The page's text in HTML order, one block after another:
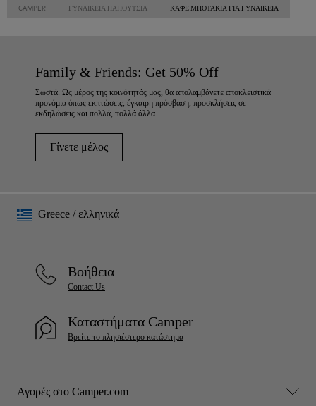
CAMPER ΓΥΝΑΙΚΕΊΑ ΠΑΠΟΎΤΣΙΑ ΚΑΦΈ ΜΠΟΤΆΚΙΑ ΓΙΑ ΓΥΝΑΙΚΕΊΑ
Family & Friends: Get 50% Off
Σωστά. Ως μέρος της κοινότητάς μας, θα απολαμβάνετε αποκλειστικά
προνόμια όπως εκπτώσεις, έγκαιρη πρόσβαση, προσκλήσεις σε
εκδηλώσεις και πολλά, πολλά άλλα.
Γίνετε μέλος
Αγορές στο Camper.com
Βοήθεια
Contact Us
Καταστήματα Camper
Βρείτε το πλησιέστερο κατάστημα
Greece /ελληνικά